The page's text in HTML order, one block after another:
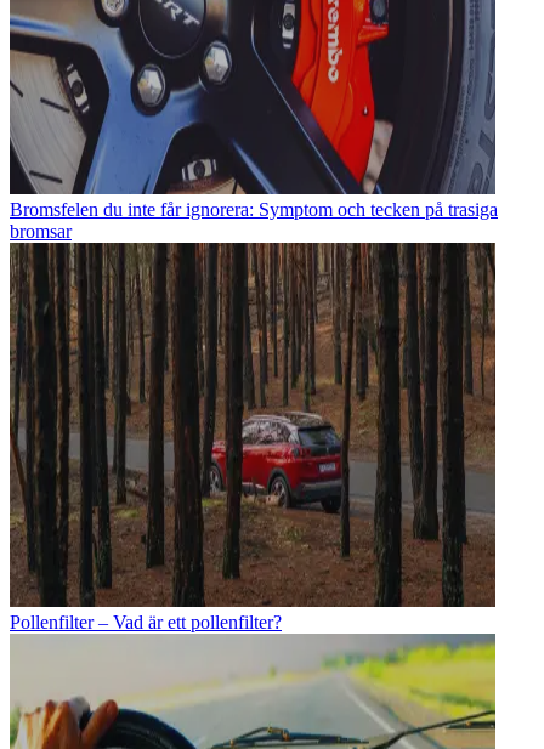
Bromsfelen du inte får ignorera: Symptom och tecken på trasiga
bromsar
Pollenfilter – Vad är ett pollenfilter?